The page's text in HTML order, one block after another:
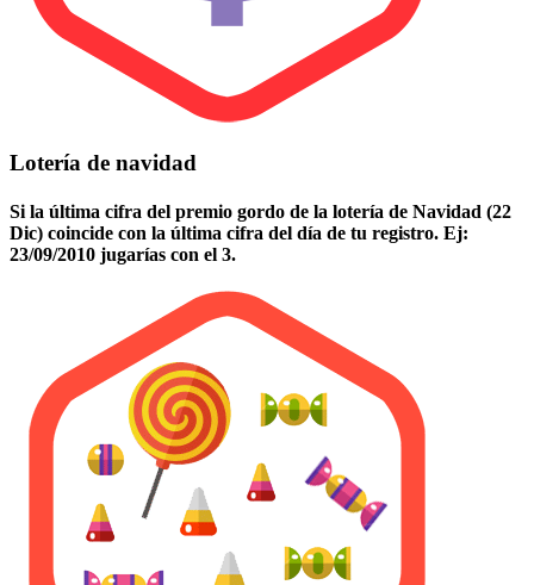
Lotería de navidad
Si la última cifra del premio gordo de la lotería de Navidad (22
Dic) coincide con la última cifra del día de tu registro. Ej:
23/09/2010 jugarías con el 3.